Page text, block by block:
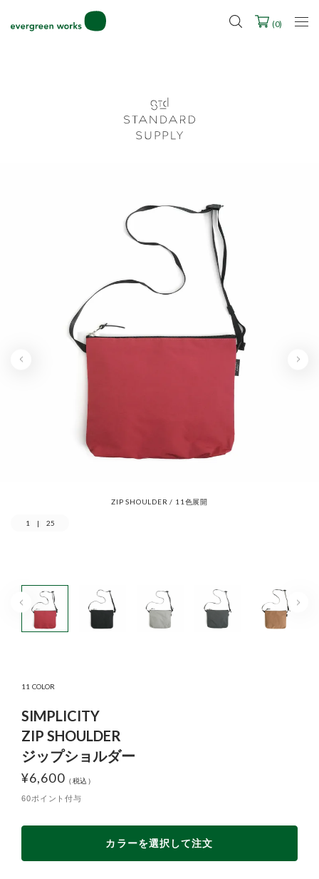
2027年ご入学用ランドセル受注会スケジュール
(0)
ZIP SHOULDER / 11色展開
1 | 25
11 COLOR
SIMPLICITY
ZIP SHOULDER
ジップショルダー
¥6,600
60ポイント付与
カラーを選択して注文